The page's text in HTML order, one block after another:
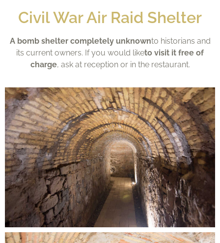
Civil War Air Raid Shelter
A bomb shelter completely unknownto historians and
its current owners. If you would liketo visit it free of
charge, ask at reception or in the restaurant.